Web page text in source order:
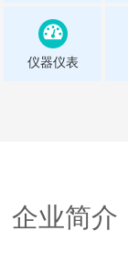
仪器仪表
企业简介